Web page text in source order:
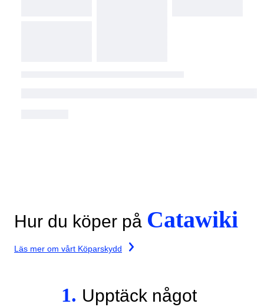
Hur du köper på Catawiki
Läs mer om vårt Köparskydd
1. Upptäck något